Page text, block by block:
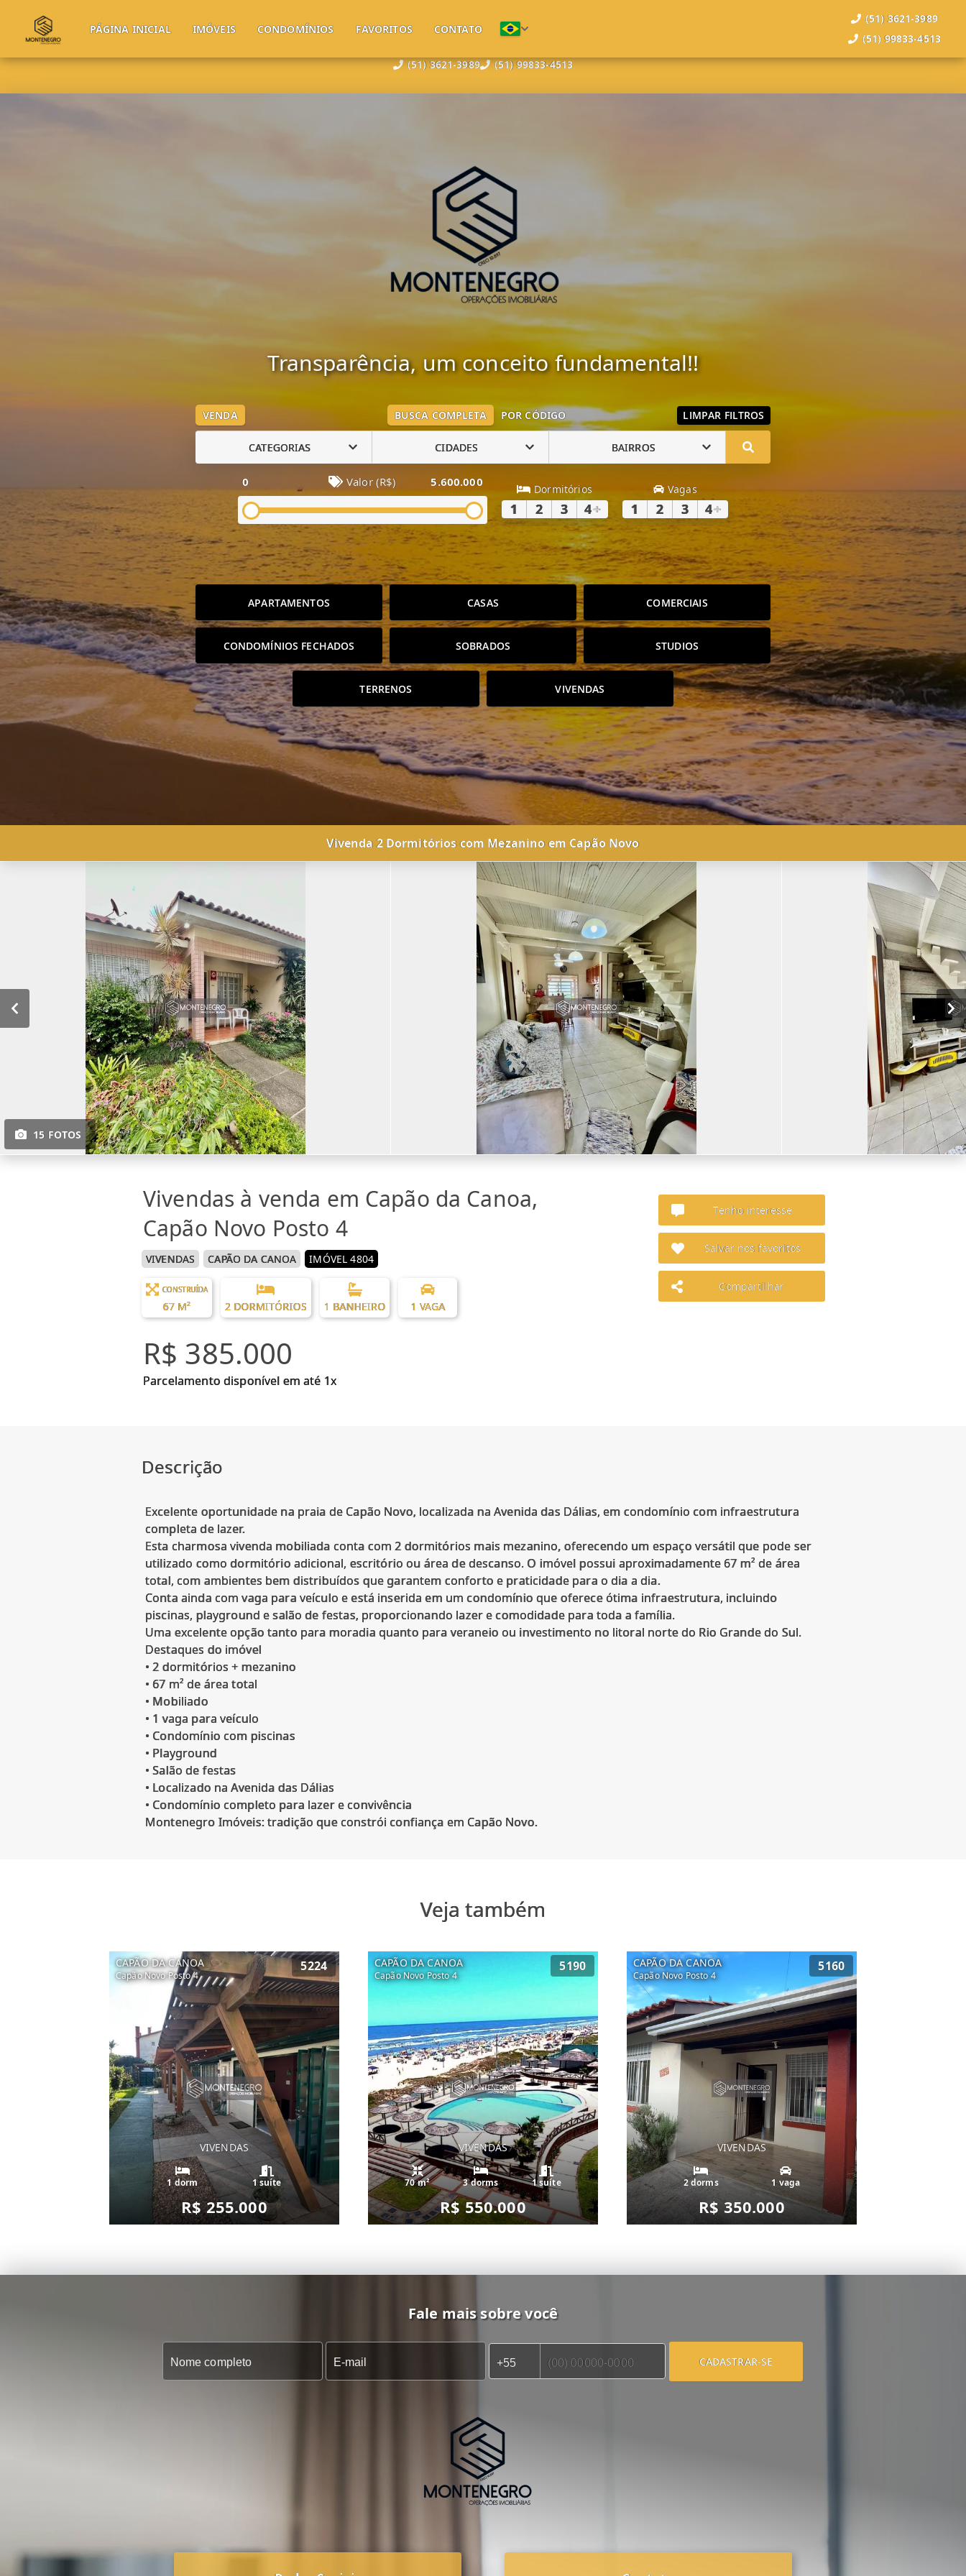
(51) 3621-3989 (51) 99833-4513
PÁGINA INICIAL IMÓVEIS CONDOMÍNIOS FAVORITOS CONTATO
(51) 3621-3989
(51) 99833-4513
Transparência, um conceito fundamental!!
VENDA BUSCA COMPLETA POR CÓDIGO LIMPAR FILTROS
CATEGORIAS CIDADES BAIRROS
0 Valor (R$) 5.600.000 Dormitórios
1 2 3 4+
Vagas
1 2 3 4+
APARTAMENTOS CASAS COMERCIAIS
CONDOMÍNIOS FECHADOS SOBRADOS STUDIOS
TERRENOS VIVENDAS
Vivenda 2 Dormitórios com Mezanino em Capão Novo
15 FOTOS
Vivendas à venda em Capão da Canoa,
Capão Novo Posto 4
VIVENDAS CAPÃO DA CANOA IMÓVEL 4804
CONSTRUÍDA
67 M² 2 DORMITÓRIOS 1 BANHEIRO 1 VAGA
R$ 385.000
Parcelamento disponível em até 1x
Tenho interesse
Salvar nos favoritos
Compartilhar
Descrição
Excelente oportunidade na praia de Capão Novo, localizada na Avenida das Dálias, em condomínio com infraestrutura
completa de lazer.
Esta charmosa vivenda mobiliada conta com 2 dormitórios mais mezanino, oferecendo um espaço versátil que pode ser
utilizado como dormitório adicional, escritório ou área de descanso. O imóvel possui aproximadamente 67 m² de área
total, com ambientes bem distribuídos que garantem conforto e praticidade para o dia a dia.
Conta ainda com vaga para veículo e está inserida em um condomínio que oferece ótima infraestrutura, incluindo
piscinas, playground e salão de festas, proporcionando lazer e comodidade para toda a família.
Uma excelente opção tanto para moradia quanto para veraneio ou investimento no litoral norte do Rio Grande do Sul.
Destaques do imóvel
• 2 dormitórios + mezanino
• 67 m² de área total
• Mobiliado
• 1 vaga para veículo
• Condomínio com piscinas
• Playground
• Salão de festas
• Localizado na Avenida das Dálias
• Condomínio completo para lazer e convivência
Montenegro Imóveis: tradição que constrói confiança em Capão Novo.
Veja também
CAPÃO DA CANOA
Capão Novo Posto 4
5224
VIVENDAS
1 dorm 1 suíte
R$ 255.000
CAPÃO DA CANOA
Capão Novo Posto 4
5190
VIVENDAS
70 m² 3 dorms 1 suíte
R$ 550.000
CAPÃO DA CANOA
Capão Novo Posto 4
5160
VIVENDAS
2 dorms 1 vaga
R$ 350.000
Fale mais sobre você
CADASTRAR-SE